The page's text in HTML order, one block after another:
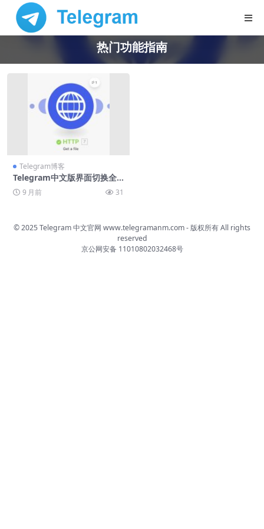
热门功能指南
Telegram博客
Telegram中文版界面切换全
攻略9 月前 31
© 2025 Telegram 中文官网 www.telegramanm.com- 版权所有All rights
reserved
京公网安备 11010802032468号